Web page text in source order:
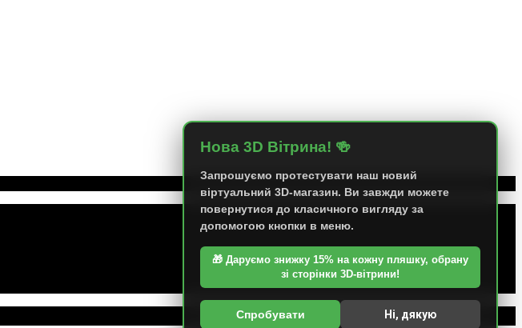
Нова 3D Вітрина! 🍻
Запрошуємо протестувати наш новий
віртуальний 3D-магазин. Ви завжди можете
повернутися до класичного вигляду за
допомогою кнопки в меню.
🎁 Даруємо знижку 15% на кожну пляшку, обрану
зі сторінки 3D-вітрини!
Спробувати Ні, дякую